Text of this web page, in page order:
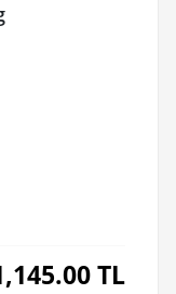
TL